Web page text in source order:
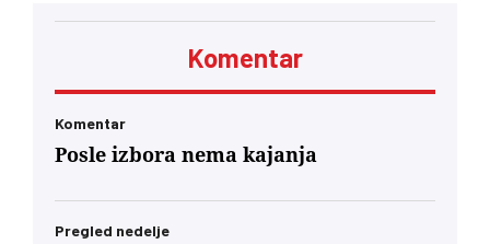
Komentar
Komentar
Posle izbora nema kajanja
Pregled nedelje